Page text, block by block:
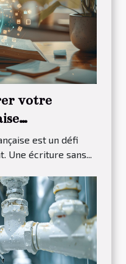
votre
est un défi
Une écriture sans...